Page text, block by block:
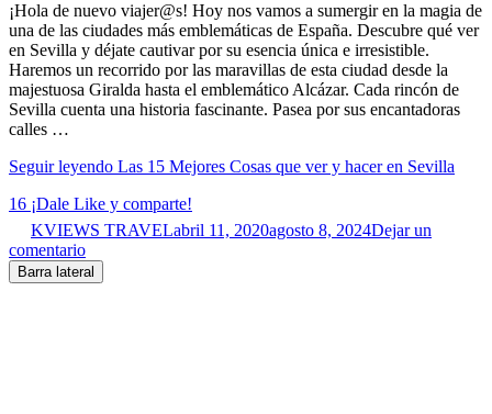
¡Hola de nuevo viajer@s! Hoy nos vamos a sumergir en la magia de
una de las ciudades más emblemáticas de España. Descubre qué ver
en Sevilla y déjate cautivar por su esencia única e irresistible.
Haremos un recorrido por las maravillas de esta ciudad desde la
majestuosa Giralda hasta el emblemático Alcázar. Cada rincón de
Sevilla cuenta una historia fascinante. Pasea por sus encantadoras
calles …
Seguir leyendo Las 15 Mejores Cosas que ver y hacer en Sevilla
16 ¡Dale Like y comparte!
KVIEWS TRAVELabril 11, 2020agosto 8, 2024Dejar un
comentario
Barra lateral